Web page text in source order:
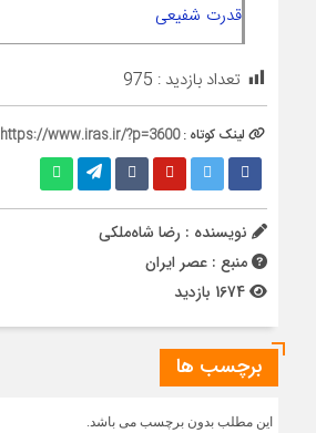
قدرت شفیعی
تعداد بازدید : 975
لینک کوتاه :https://www.iras.ir/?p=3600
نویسنده : رضا شاه‌ملکی
منبع : عصر ایران
برچسب ها
این مطلب بدون برچسب می باشد.